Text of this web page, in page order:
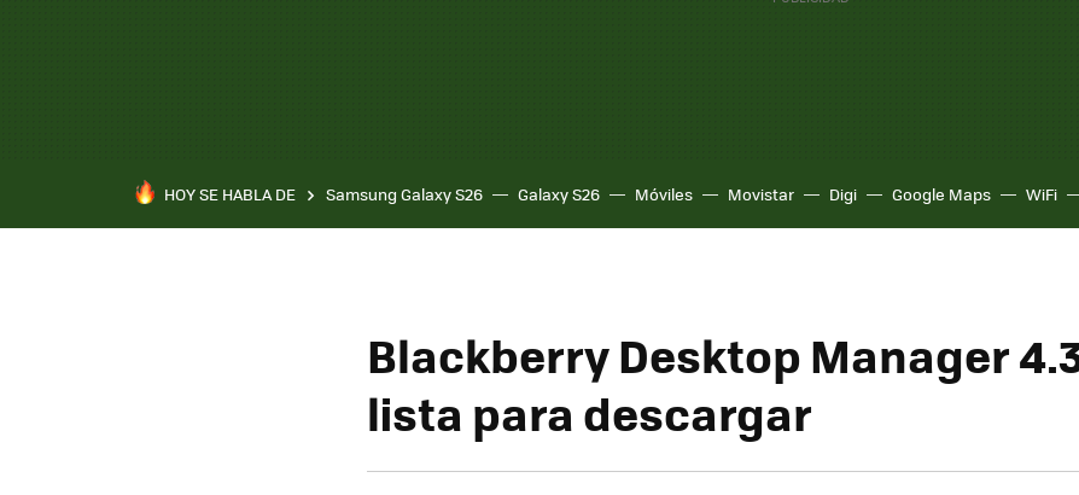
HOY SE HABLA DE Samsung Galaxy S26 Galaxy S26 Móviles Movistar Digi Google Maps WiFi
Blackberry Desktop Manager
lista para descargar